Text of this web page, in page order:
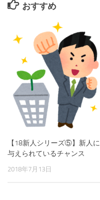
おすすめ
【18新人シリーズ⑤】新人に
与えられているチャンス
2018年7月13日